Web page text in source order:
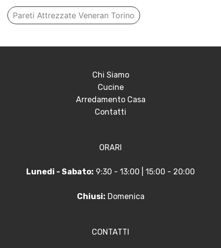
Pareti Attrezzate Veneran Torino
Chi Siamo
Cucine
Arredamento Casa
Contatti
ORARI
Lunedi - Sabato: 9:30 - 13:00 | 15:00 - 20:00
Chiusi: Domenica
CONTATTI